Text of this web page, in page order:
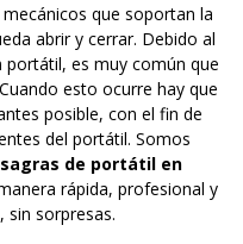
que soportan la
abrir y cerrar. Debido al
es muy común que
esto ocurre hay que
posible, con el fin de
del portátil. Somos
de portátil en
rápida, profesional y
sin sorpresas.